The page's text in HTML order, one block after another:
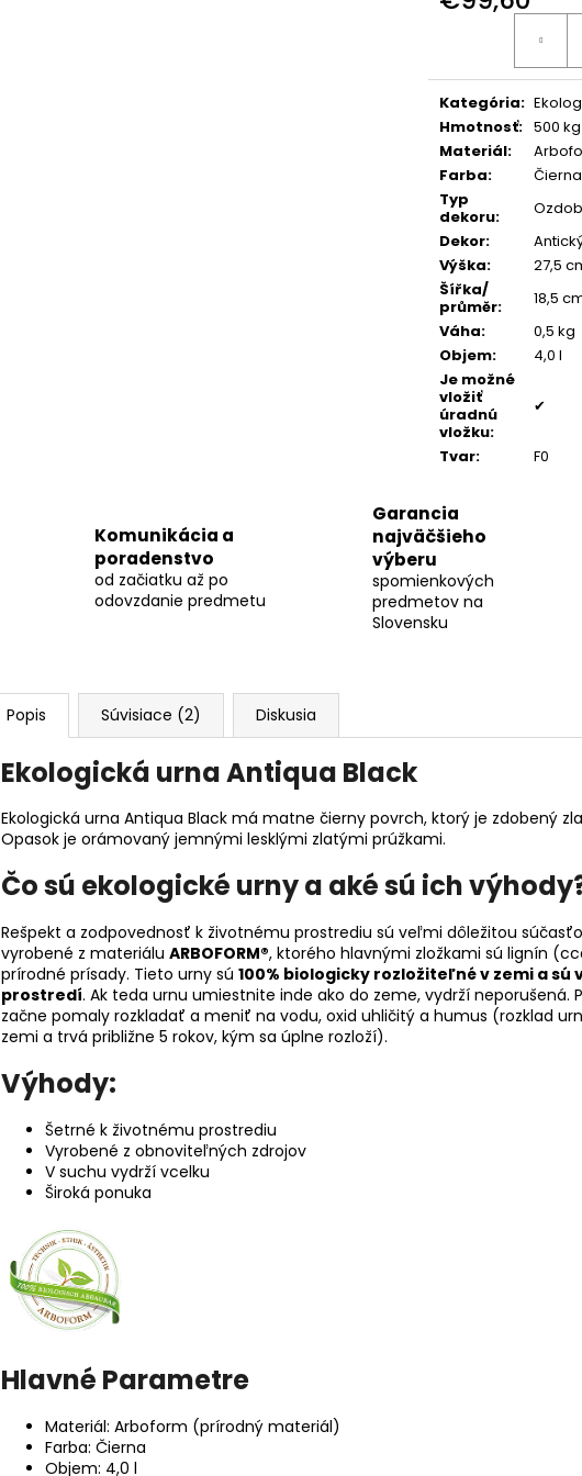
Jednotková
Kategória:
Hmotnosť: 500 kg
Materiál:
Farba:
Čierna
Typ
dekoru:
Dekor:
Výška:
27,5
Šířka/
průměr:
18,5
Váha:
0,5 kg
Objem:
4,0 l
Je možné
vložiť
úradnú
vložku:
✔
Tvar: F0
Komunikácia a
poradenstvo
od začiatku až po
odovzdanie predmetu
Garancia
najväčšieho
výberu
spomienkových
predmetov na
Slovensku
Popis Súvisiace (2) Diskusia
Ekologická urna Antiqua Black
Ekologická urna Antiqua Black má matne čierny povrch, ktorý je zdobený
Opasok je orámovaný jemnými lesklými zlatými prúžkami.
Čo sú ekologické urny a aké sú ich
Rešpekt a zodpovednosť k životnému prostrediu sú veľmi dôležitou
vyrobené z materiálu ARBOFORM®, ktorého hlavnými zložkami sú lignín
prírodné prísady. Tieto urny sú 100% biologicky rozložiteľné v zemi a sú
prostredí. Ak teda urnu umiestnite inde ako do zeme, vydrží neporušená.
začne pomaly rozkladať a meniť na vodu, oxid uhličitý a humus (rozklad
zemi a trvá približne 5 rokov, kým sa úplne rozloží).
Výhody:
Šetrné k životnému prostrediu
Vyrobené z obnoviteľných zdrojov
V suchu vydrží vcelku
Široká ponuka
Hlavné Parametre
Materiál: Arboform (prírodný materiál)
Farba: Čierna
Objem: 4,0 l
POZLÁTENÝ PRSTEŇ MODRÝ